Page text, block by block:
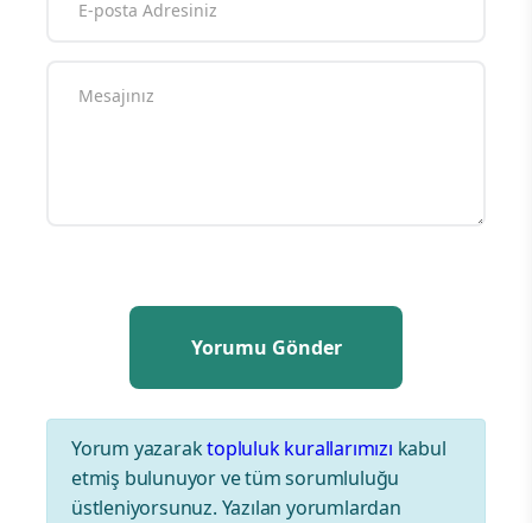
Yorum yazaraktopluluk kurallarımızı kabul
etmiş bulunuyor ve tüm sorumluluğu
üstleniyorsunuz. Yazılan yorumlardan